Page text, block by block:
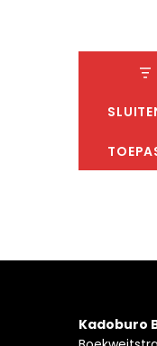
Kadoburo